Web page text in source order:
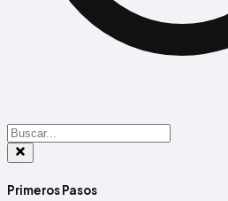
Primeros Pasos